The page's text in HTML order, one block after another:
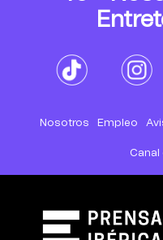
Nosotros Empleo
Canal